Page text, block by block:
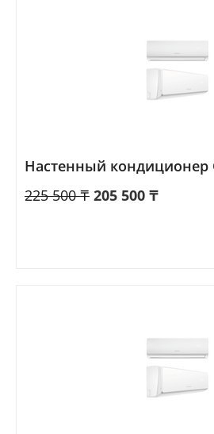
Настенный кондиционер
225 500 ₸ 205 500 ₸